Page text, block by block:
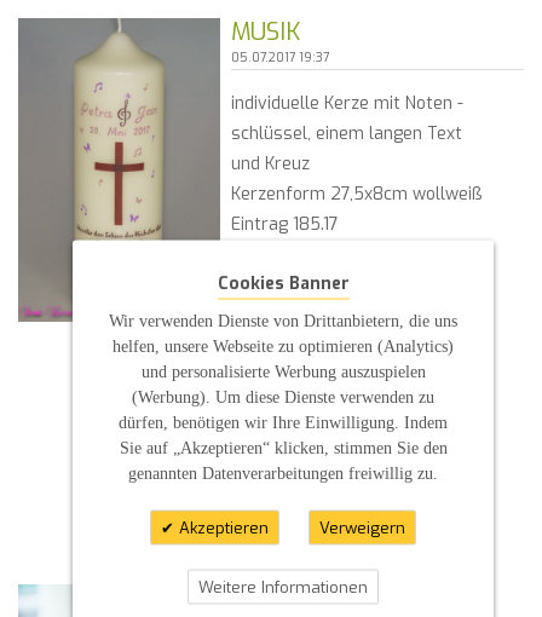
MUSIK
05.07.2017 19:37
individuelle Kerze mit Noten -
schlüssel, einem langen Text
und Kreuz
Kerzenform 27,5x8cm wollweiß
Eintrag 185.17
mehr lesen
SCHLAGWORTE:
Hochzeitskerze
Kerze nach Wunsch
Kreuz
mit Trauspruch
Musik
Noten
Kommentare| Posted By :
HOCHZEITSKERZE
Cookies Banner
Wir verwenden Dienste von Drittanbietern, die uns
helfen, unsere Webseite zu optimieren (Analytics)
und personalisierte Werbung auszuspielen
(Werbung). Um diese Dienste verwenden zu
dürfen, benötigen wir Ihre Einwilligung. Indem
Sie auf „Akzeptieren“ klicken, stimmen Sie den
genannten Datenverarbeitungen freiwillig zu.
Akzeptieren Verweigern
Weitere Informationen